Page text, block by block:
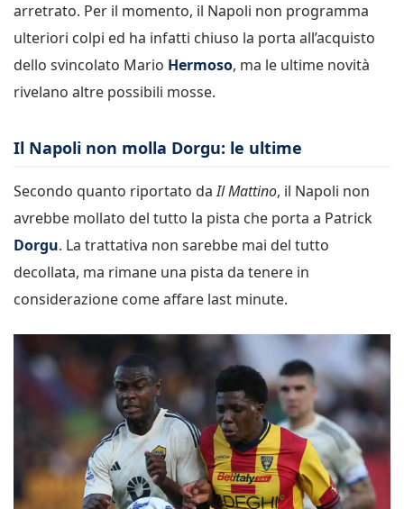
arretrato. Per il momento, il Napoli non programma
ulteriori colpi ed ha infatti chiuso la porta all’acquisto
dello svincolato Mario Hermoso, ma le ultime novità
rivelano altre possibili mosse.
Il Napoli non molla Dorgu: le ultime
Secondo quanto riportato daIl Mattino, il Napoli non
avrebbe mollato del tutto la pista che porta a Patrick
Dorgu. La trattativa non sarebbe mai del tutto
decollata, ma rimane una pista da tenere in
considerazione come affare last minute.